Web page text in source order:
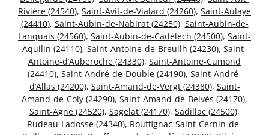
Rivière (24540), Saint-Avit-de-Vialard (24260), Saint-Aulaye
(24410), Saint-Aubin-de-Nabirat (24250), Saint-Aubin-de-
Lanquais (24560), Saint-Aubin-de-Cadelech (24500), Saint-
Aquilin (24110), Saint-Antoine-de-Breuilh (24230), Saint-
Antoine-d’Auberoche (24330), Saint-Antoine-Cumond
(24410), Saint-André-de-Double (24190), Saint-André-
d’Allas (24200), Saint-Amand-de-Vergt (24380), Saint-
Amand-de-Coly (24290), Saint-Amand-de-Belvès (24170),
Saint-Agne (24520), Sagelat (24170), Sadillac (24500),
Rudeau-Ladosse (24340), Rouffignac-Saint-Cernin-de-